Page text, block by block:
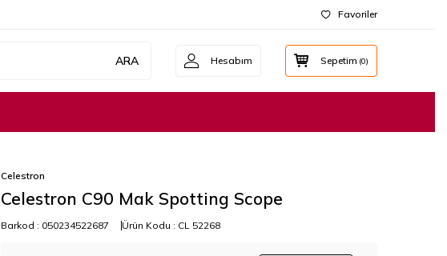
Favoriler
ARA Hesabım Sepetim (0)
Celestron
Celestron C90 Mak Spotting Scope
Barkod : 050234522687 Ürün Kodu : CL 52268